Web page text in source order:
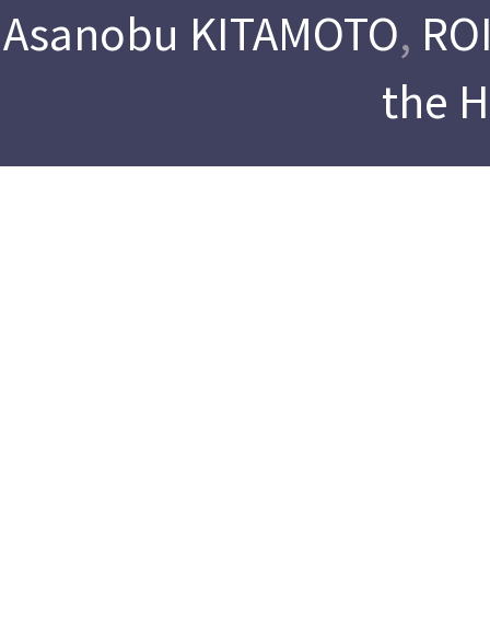
Asanobu KITAMOTO,
the